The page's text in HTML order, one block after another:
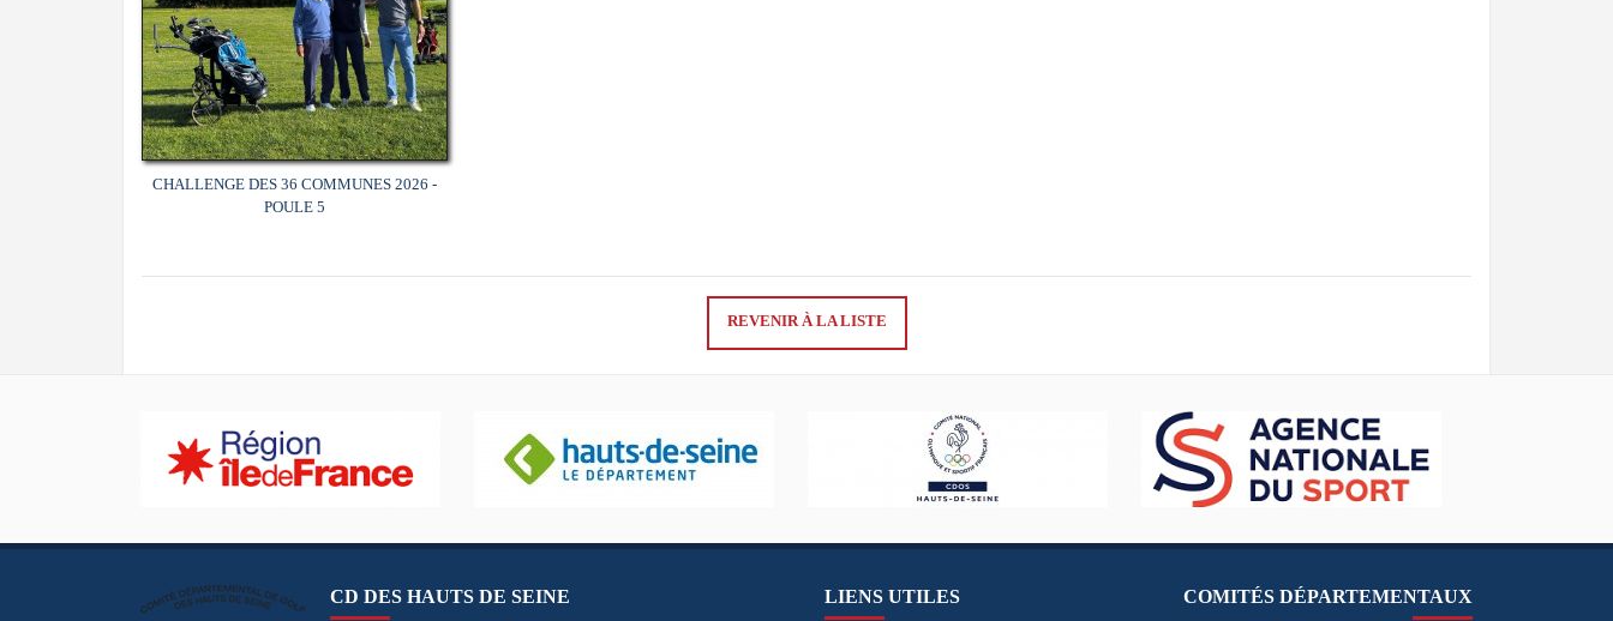
CHALLENGE DES 36 COMMUNES 2026 -
POULE 5
REVENIR À LA LISTE
CD DES HAUTS DE SEINE LIENS UTILES COMITÉS DÉPARTEMENTAUX